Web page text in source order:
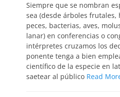
Siempre que se nombran
sea (desde árboles frutales,
peces, bacterias, aves,
lanar) en conferencias o
intérpretes cruzamos los
ponente tenga a bien
científico de la especie en
saetear al público Read